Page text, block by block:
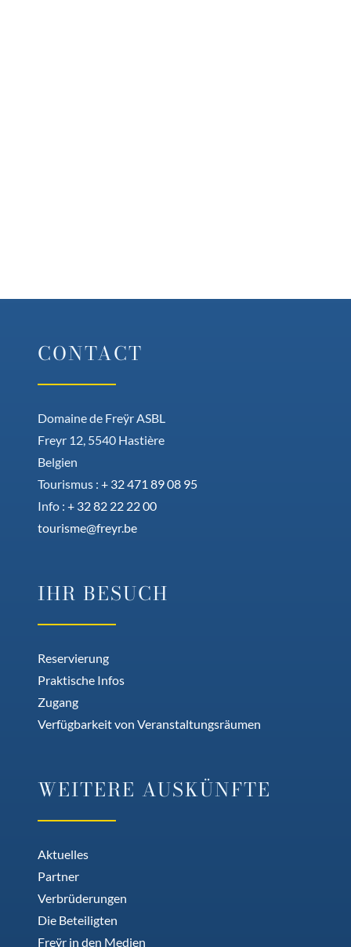
CONTACT
Domaine de Freÿr ASBL
Freyr 12, 5540 Hastière
Belgien
Tourismus : + 32 471 89 08 95
Info : + 32 82 22 22 00
tourisme@freyr.be
IHR BESUCH
Reservierung
Praktische Infos
Zugang
Verfügbarkeit von Veranstaltungsräumen
WEITERE AUSKÜNFTE
Aktuelles
Partner
Verbrüderungen
Die Beteiligten
Freÿr in den Medien